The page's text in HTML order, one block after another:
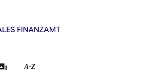
Direkt zum Kopf der
Direkt zum Inhalt
Direkt zum Fuß der
A-Z